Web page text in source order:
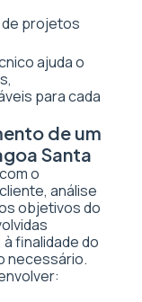
projetos
ajuda o
para cada
de um
Santa
o
análise
objetivos do
finalidade do
necessário.